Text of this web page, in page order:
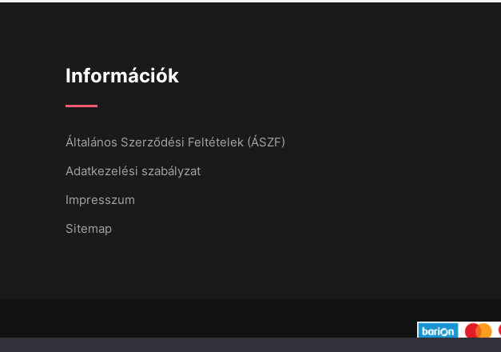
Információk
Általános Szerződési Feltételek (ÁSZF)
Adatkezelési szabályzat
Impresszum
Sitemap